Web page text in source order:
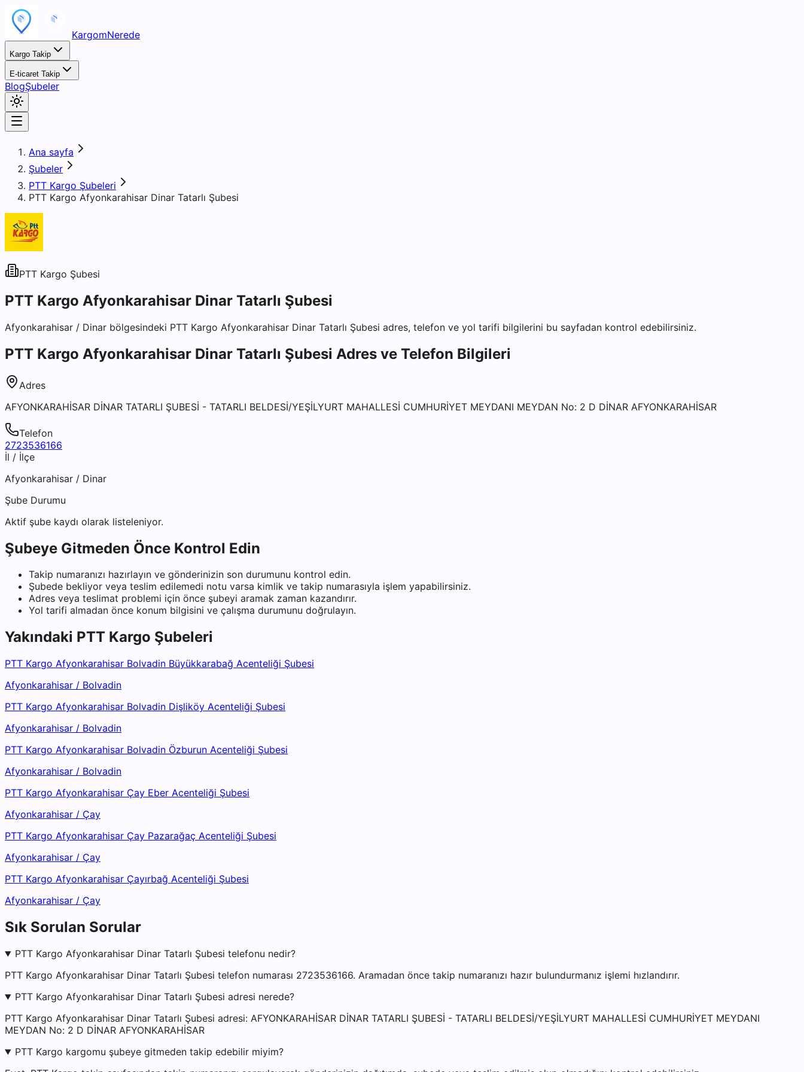
KargomNerede
Kargo Takip
E-ticaret Takip
BlogŞubeler
Ana sayfa
Şubeler
PTT Kargo Şubeleri
PTT Kargo Afyonkarahisar Dinar Tatarlı Şubesi
PTT Kargo Şubesi
PTT Kargo Afyonkarahisar Dinar Tatarlı Şubesi
Afyonkarahisar / Dinar bölgesindeki PTT Kargo Afyonkarahisar Dinar Tatarlı Şubesi adres, telefon ve yol tarifi bilgilerini bu sayfadan kontrol edebilirsiniz.
PTT Kargo Afyonkarahisar Dinar Tatarlı Şubesi Adres ve Telefon Bilgileri
Adres
AFYONKARAHİSAR DİNAR TATARLI ŞUBESİ - TATARLI BELDESİ/YEŞİLYURT MAHALLESİ CUMHURİYET MEYDANI MEYDAN No: 2 D DİNAR AFYONKARAHİSAR
Telefon
2723536166
İl / İlçe
Afyonkarahisar / Dinar
Şube Durumu
Aktif şube kaydı olarak listeleniyor.
Şubeye Gitmeden Önce Kontrol Edin
Takip numaranızı hazırlayın ve gönderinizin son durumunu kontrol edin.
Şubede bekliyor veya teslim edilemedi notu varsa kimlik ve takip numarasıyla işlem yapabilirsiniz.
Adres veya teslimat problemi için önce şubeyi aramak zaman kazandırır.
Yol tarifi almadan önce konum bilgisini ve çalışma durumunu doğrulayın.
Yakındaki PTT Kargo Şubeleri
PTT Kargo Afyonkarahisar Bolvadin Büyükkarabağ Acenteliği Şubesi
Afyonkarahisar / Bolvadin
PTT Kargo Afyonkarahisar Bolvadin Dişliköy Acenteliği Şubesi
Afyonkarahisar / Bolvadin
PTT Kargo Afyonkarahisar Bolvadin Özburun Acenteliği Şubesi
Afyonkarahisar / Bolvadin
PTT Kargo Afyonkarahisar Çay Eber Acenteliği Şubesi
Afyonkarahisar / Çay
PTT Kargo Afyonkarahisar Çay Pazarağaç Acenteliği Şubesi
Afyonkarahisar / Çay
PTT Kargo Afyonkarahisar Çayırbağ Acenteliği Şubesi
Afyonkarahisar / Çay
Sık Sorulan Sorular
PTT Kargo Afyonkarahisar Dinar Tatarlı Şubesi telefonu nedir?
PTT Kargo Afyonkarahisar Dinar Tatarlı Şubesi telefon numarası 2723536166. Aramadan önce takip numaranızı hazır bulundurmanız işlemi hızlandırır.
PTT Kargo Afyonkarahisar Dinar Tatarlı Şubesi adresi nerede?
PTT Kargo Afyonkarahisar Dinar Tatarlı Şubesi adresi: AFYONKARAHİSAR DİNAR TATARLI ŞUBESİ - TATARLI BELDESİ/YEŞİLYURT MAHALLESİ CUMHURİYET MEYDANI
MEYDAN No: 2 D DİNAR AFYONKARAHİSAR
PTT Kargo kargomu şubeye gitmeden takip edebilir miyim?